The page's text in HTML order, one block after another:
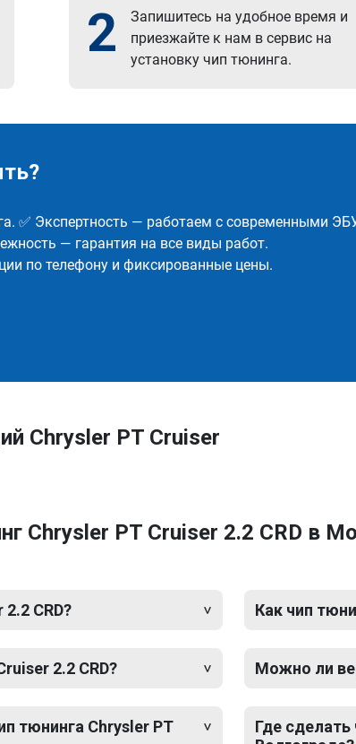
2
Запишитесь на удобное время и
приезжайте к нам в сервис на
установку чип тюнинга.
✅ Экспертность — работаем с современными
— гарантия на все виды работ.
по телефону и фиксированные цены.
Chrysler PT Cruiser
Chrysler PT Cruiser 2.2 CRD в
CRD?
2.2 CRD?
тюнинга Chrysler PT
Как чип
Можно ли
Где сделать